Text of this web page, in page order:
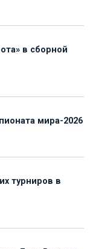
в сборной
мира-2026
турниров в